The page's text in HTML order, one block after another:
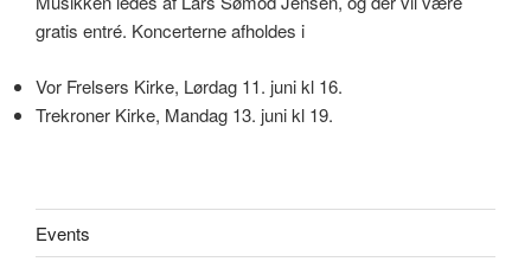
gratis entré. Koncerterne afholdes i
Vor Frelsers Kirke, Lørdag 11. juni kl 16.
Trekroner Kirke, Mandag 13. juni kl 19.
Events